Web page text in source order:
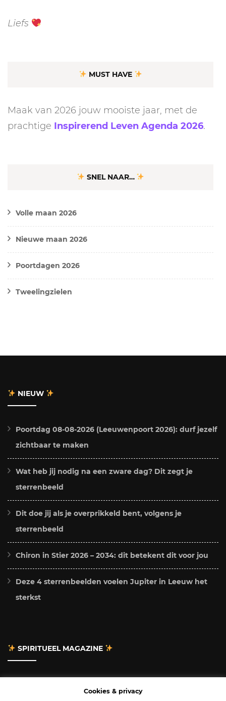
Liefs
MUST HAVE
Maak van 2026 jouw mooiste jaar, met de
prachtige Inspirerend Leven Agenda 2026.
SNEL NAAR…
Volle maan 2026
Nieuwe maan 2026
Poortdagen 2026
Tweelingzielen
NIEUW
Poortdag 08-08-2026 (Leeuwenpoort 2026): durf jezelf
zichtbaar te maken
Wat heb jij nodig na een zware dag? Dit zegt je
sterrenbeeld
Dit doe jij als je overprikkeld bent, volgens je
sterrenbeeld
Chiron in Stier 2026 – 2034: dit betekent dit voor jou
Deze 4 sterrenbeelden voelen Jupiter in Leeuw het
sterkst
SPIRITUEEL MAGAZINE
Cookies & privacy